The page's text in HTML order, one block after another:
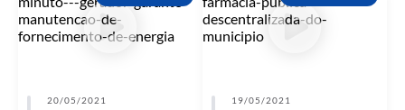
20/05/2021 19/05/2021